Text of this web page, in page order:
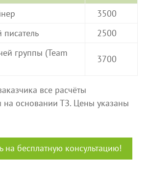
3500
писатель
2500
группы (Team
3700
все расчёты
на основании ТЗ. Цены указаны
на бесплатную консультацию!